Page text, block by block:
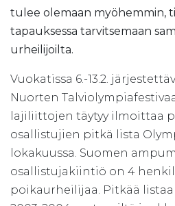
tulee olemaan myöhemmin,
tapauksessa tarvitsemaan
urheilijoilta.
Vuokatissa 6.-13.2.
Nuorten
lajiliittojen täytyy ilmoittaa
osallistujien pitkä lista
lokakuussa. Suomen
osallistujakiintiö on 4
poikaurheilijaa. Pitkää